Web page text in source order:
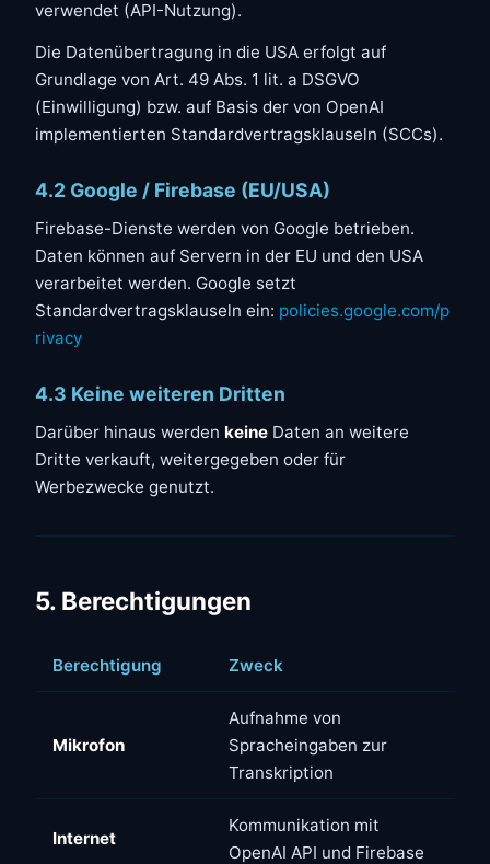
verwendet (API-Nutzung).
Die Datenübertragung in die USA erfolgt auf
Grundlage von Art. 49 Abs. 1 lit. a DSGVO
(Einwilligung) bzw. auf Basis der von OpenAI
implementierten Standardvertragsklauseln (SCCs).
4.2 Google / Firebase (EU/USA)
Firebase-Dienste werden von Google betrieben.
Daten können auf Servern in der EU und den USA
verarbeitet werden. Google setzt
Standardvertragsklauseln ein: policies.google.com/p
rivacy
4.3 Keine weiteren Dritten
Darüber hinaus werden keine Daten an weitere
Dritte verkauft, weitergegeben oder für
Werbezwecke genutzt.
5. Berechtigungen
Berechtigung Zweck
Mikrofon
Aufnahme von
Spracheingaben zur
Transkription
Internet
Kommunikation mit
OpenAI API und Firebase